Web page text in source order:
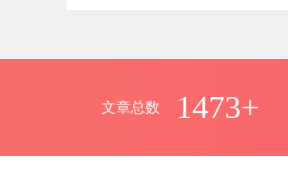
文章总数 1473+